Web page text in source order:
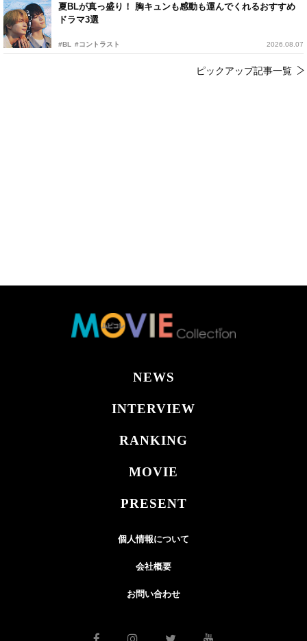
夏BLが真っ盛り！ 胸キュンも感動も運んでくれるおすすめ
ドラマ3選
#BL #コントラスト 2026.08.07
ピックアップ記事一覧
NEWS
INTERVIEW
RANKING
MOVIE
PRESENT
個人情報について
会社概要
お問い合わせ